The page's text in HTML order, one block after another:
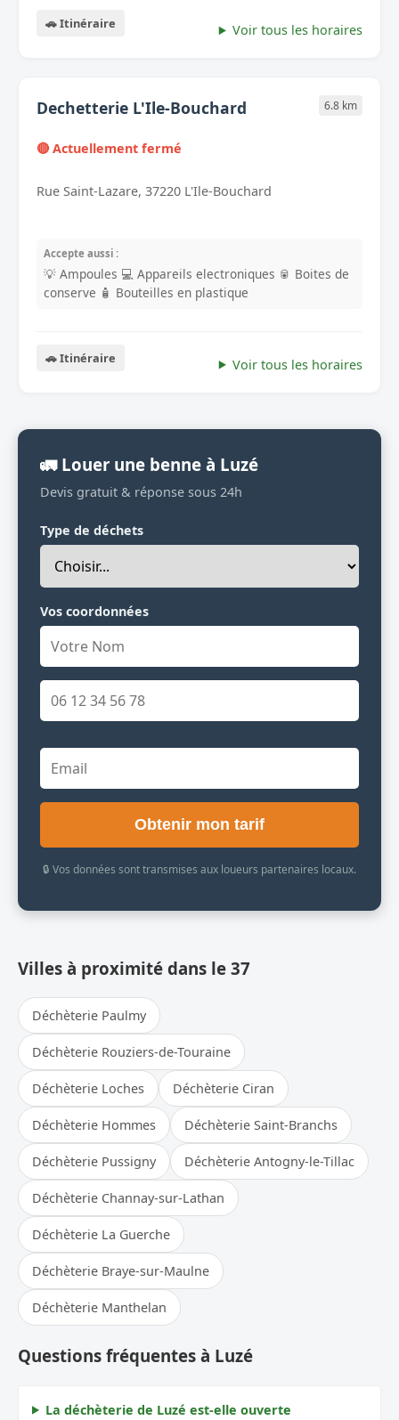
🚗 Itinéraire Voir tous les horaires
Dechetterie L'Ile-Bouchard 6.8 km
🔴 Actuellement fermé
Rue Saint-Lazare, 37220 L'Ile-Bouchard
Accepte aussi :
💡 Ampoules 💻 Appareils electroniques 🥫 Boites de
conserve 🧴 Bouteilles en plastique
🚗 Itinéraire Voir tous les horaires
🚛 Louer une benne à Luzé
Devis gratuit & réponse sous 24h
Type de déchets
Vos coordonnées
Obtenir mon tarif
🔒 Vos données sont transmises aux loueurs partenaires locaux.
Villes à proximité dans le 37
Déchèterie Paulmy
Déchèterie Rouziers-de-Touraine
Déchèterie Loches Déchèterie Ciran
Déchèterie Hommes Déchèterie Saint-Branchs
Déchèterie Pussigny Déchèterie Antogny-le-Tillac
Déchèterie Channay-sur-Lathan
Déchèterie La Guerche
Déchèterie Braye-sur-Maulne
Déchèterie Manthelan
Questions fréquentes à Luzé
La déchèterie de Luzé est-elle ouverte